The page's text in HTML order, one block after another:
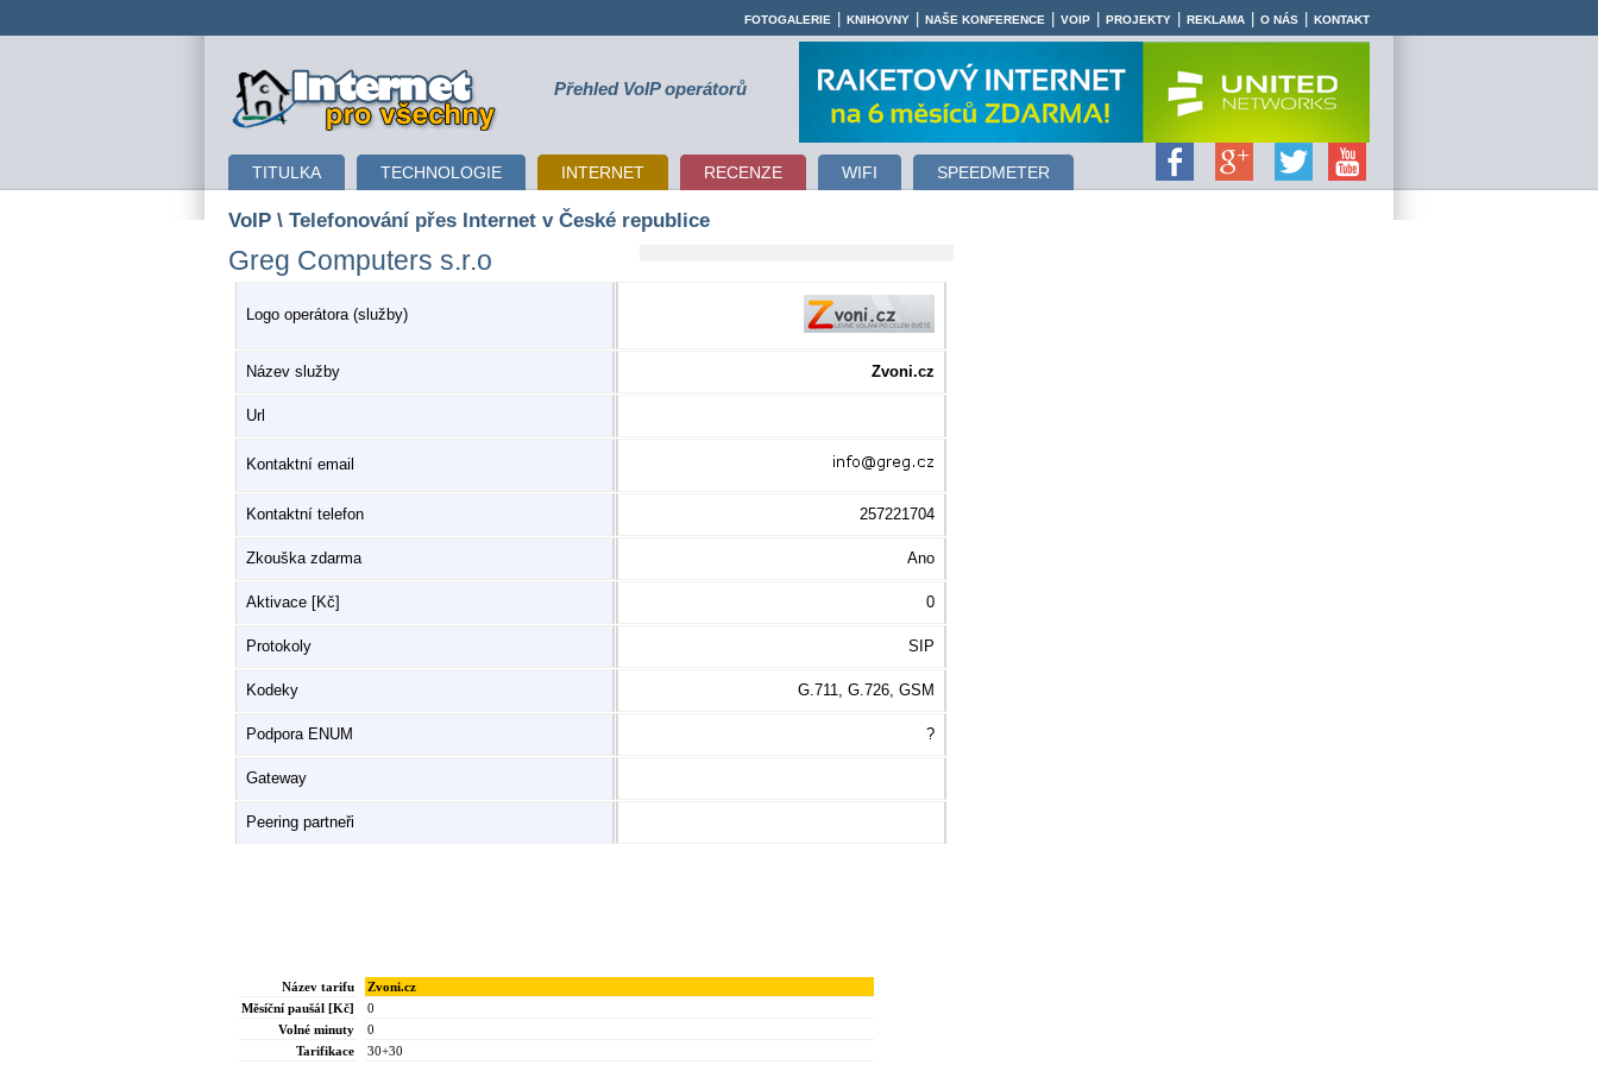
WiFi Internet pro
všechny
Přehled VoIP operátorů
TITULKA TECHNOLOGIE INTERNET RECENZE WIFI SPEEDMETER
FOTOGALERIE KNIHOVNY NAŠE KONFERENCE VOIP PROJEKTY REKLAMA O NÁS KONTAKT
VoIP \ Telefonování přes Internet v České republice
Greg Computers s.r.o
Logo operátora (služby)
Název služby Zvoni.cz
Url
Kontaktní email
Kontaktní telefon 257221704
Zkouška zdarma Ano
Aktivace [Kč] 0
Protokoly SIP
Kodeky G.711, G.726, GSM
Podpora ENUM ?
Gateway
Peering partneři
Název tarifu
Měsíční paušál [Kč]
Volné minuty
Tarifikace
Zvoni.cz
0
0
30+30